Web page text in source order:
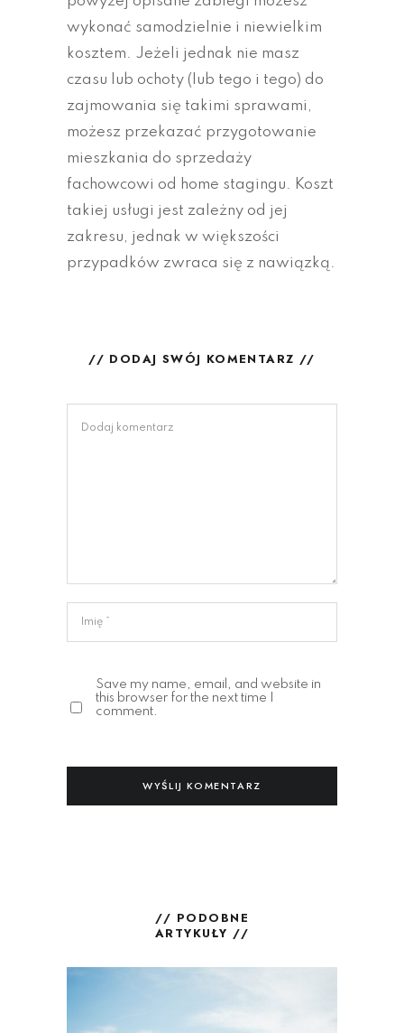
wykonać samodzielnie i niewielkim
kosztem. Jeżeli jednak nie masz
czasu lub ochoty (lub tego i tego) do
zajmowania się takimi sprawami,
możesz przekazać przygotowanie
mieszkania do sprzedaży
fachowcowi od home stagingu. Koszt
takiej usługi jest zależny od jej
zakresu, jednak w większości
przypadków zwraca się z nawiązką.
// DODAJ SWÓJ KOMENTARZ //
Save my name, email, and website in
this browser for the next time I
comment.
// PODOBNE
ARTYKUŁY //